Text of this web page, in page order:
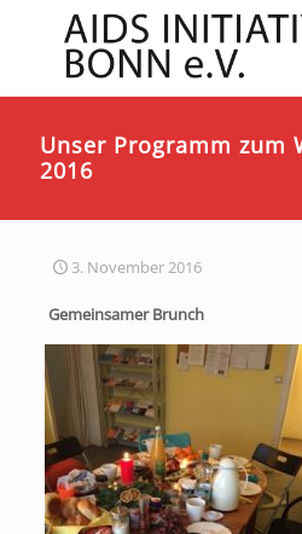
Unser Programm zum
2016
3. November 2016
Gemeinsamer Brunch